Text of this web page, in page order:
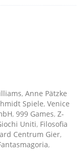
, Anne Pätzke
Spiele, Venice
, 999 Games, Z-
Uniti, Filosofia
Centrum Gier,
,